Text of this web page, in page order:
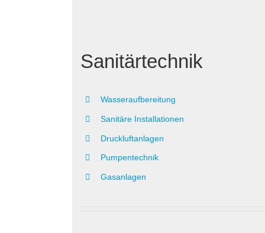
Sanitärtechnik
Wasseraufbereitung
Sanitäre Installationen
Druckluftanlagen
Pumpentechnik
Gasanlagen